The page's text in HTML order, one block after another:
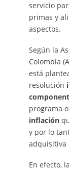
servicio
primas y
aspectos.
Según la
Colombia
está
resolución
programa o
inflación
y por lo
adquisitiva
En efecto,